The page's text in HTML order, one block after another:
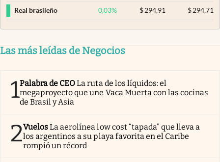
Real brasileño 0,03% $ 294,91 $294,71
Las más leídas de Negocios
1Palabra de CEOLa ruta de los líquidos: el
megaproyecto que une Vaca Muerta con las cocinas
de Brasil y Asia
2VuelosLa aerolínea low cost “tapada” que lleva a
los argentinos a su playa favorita en el Caribe
rompió un récord